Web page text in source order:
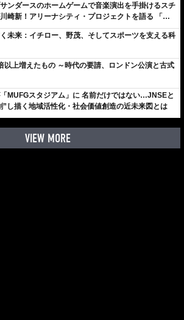
ンダースのホームゲームで音楽演出を手掛けるスチ
崎新！アリーナシティ・プロジェクトを語る 「楽
でしょ。川崎は、ずっと成長曲線だから」
未来：イチロー、野茂、そしてスポーツを支える科
以上増えたもの ～時代の要請、ロンドン公演と古式
MUFGスタジアム」に 名前だけではない…JNSEと
”し描く地域活性化・社会価値創造の近未来図とは
VIEW MORE